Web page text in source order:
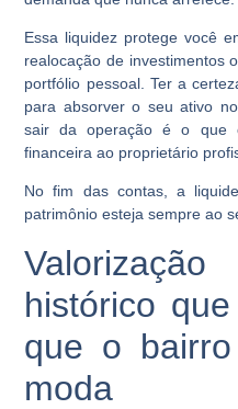
Essa liquidez protege você
realocação de investimentos
portfólio pessoal. Ter a
para absorver o seu ativo
sair da operação é o que
financeira ao proprietário
No fim das contas, a
patrimônio esteja sempre ao
histórico
que o
moda